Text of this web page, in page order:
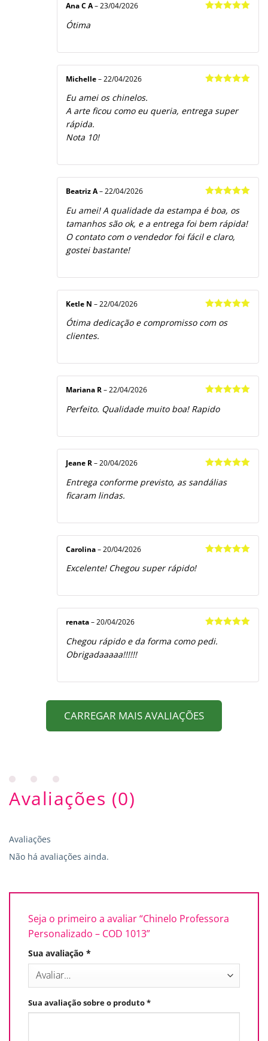
Ana C A – 23/04/2026
Ótima
Michelle – 22/04/2026
Eu amei os chinelos.
A arte ficou como eu queria, entrega super
rápida.
Nota 10!
de 5
Beatriz A– 22/04/2026
Eu amei! A qualidade da estampa é boa, os
tamanhos são ok, e a entrega foi bem rápida!
O contato com o vendedor foi fácil e claro,
gostei bastante!
de 5
Ketle N – 22/04/2026
Ótima dedicação e compromisso com os
clientes.
de 5
Mariana R – 22/04/2026
Perfeito. Qualidade muito boa! Rapido
de 5
Jeane R – 20/04/2026
Entrega conforme previsto, as sandálias
ficaram lindas.
Carolina – 20/04/2026
Excelente! Chegou super rápido!
de 5
renata – 20/04/2026
Chegou rápido e da forma como pedi.
Obrigadaaaaa!!!!!!
CARREGAR MAIS AVALIAÇÕES
Avaliações (0)
Avaliações
Não há avaliações ainda.
Seja o primeiro a avaliar “Chinelo Professora
Personalizado – COD 1013”
Sua avaliação *
Sua avaliação sobre o produto*